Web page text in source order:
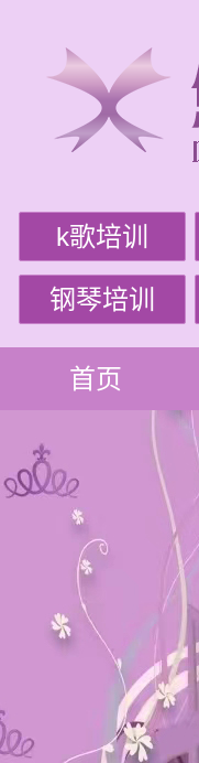
k歌培训
钢琴培训
首页